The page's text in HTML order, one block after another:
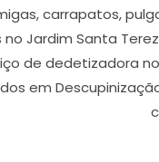
carrapatos,
Jardim Santa
de dedetizadora
em